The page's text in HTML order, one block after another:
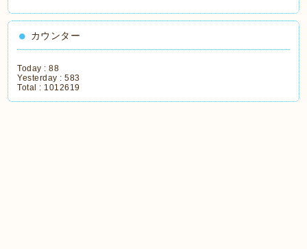
カウンター
Today :88
Yesterday :583
Total : 1012619